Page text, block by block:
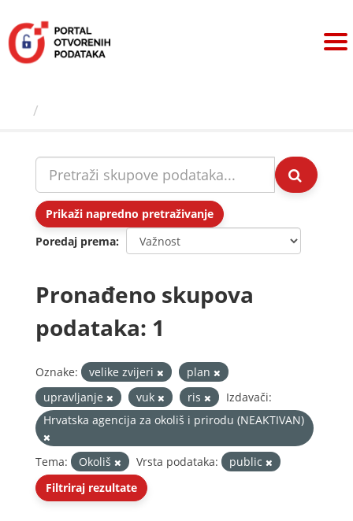
sadržaj
Prikaži napredno pretraživanje
Poredaj prema
Pronađeno skupova
podataka: 1
Oznake: velike zvijeri
plan
upravljanje
vuk ris
Izdavači:
Hrvatska agencija za okoliš i prirodu (NEAKTIVAN)
Tema: Okoliš Vrsta podataka:
public
Filtriraj rezultate